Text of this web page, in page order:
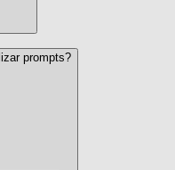
prompts?